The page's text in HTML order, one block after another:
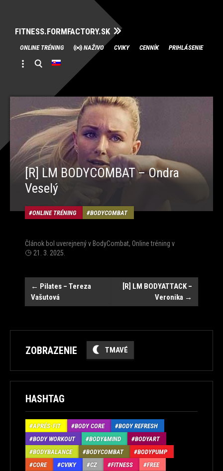
FITNESS.FORMFACTORY.SK
Skip
to
content
ONLINE TRÉNING NAŽIVO CVIKY CENNÍK PRIHLÁSENIE
[R] LM BODYCOMBAT – Ondra
Veselý
ONLINE TRÉNING BODYCOMBAT
Článok bol uverejnený vBodyCombat, Online tréning v
21. 3. 2025
Post
navigation
← Pilates – Tereza
Vašutová
[R] LM BODYATTACK –
Veronika →
ZOBRAZENIE TMAVÉ
HASHTAG
APRÉS-FIT BODY CORE
BODY REFRESH
BODY WORKOUT
BODY&MIND
BODYART
BODYBALANCE
BODYCOMBAT
BODYPUMP
CORE
CVIKY CZ FITNESS
FREE